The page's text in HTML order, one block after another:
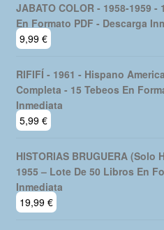
JABATO COLOR - 1958-1959 -
En Formato PDF - Descarga
9,99 €
RIFIFÍ - 1961 - Hispano
Completa - 15 Tebeos En
Inmediata
5,99 €
HISTORIAS BRUGUERA (Solo
1955 – Lote De 50 Libros En
Inmediata
19,99 €